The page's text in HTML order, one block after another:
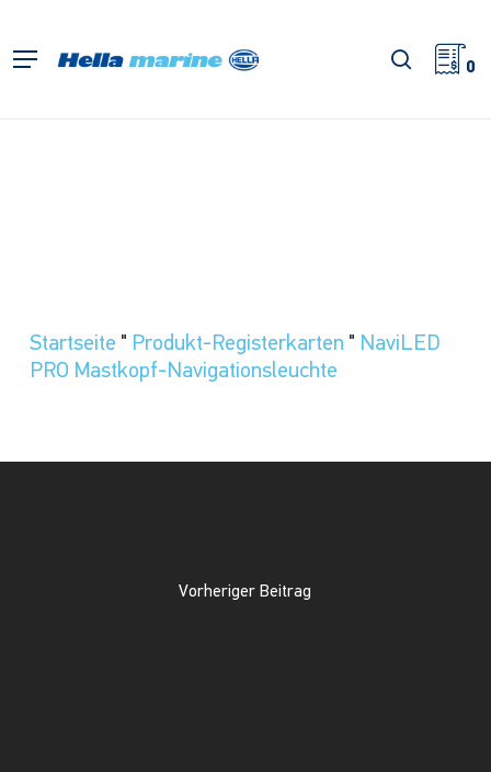
springen
Menü Suche
0
Startseite " Produkt-Registerkarten " NaviLED
PRO Mastkopf-Navigationsleuchte
Vorheriger Beitrag